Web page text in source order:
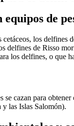
equipos de
los delfines
delfines de Risso
los delfines, o que
se cazan para
las Islas Salomón).